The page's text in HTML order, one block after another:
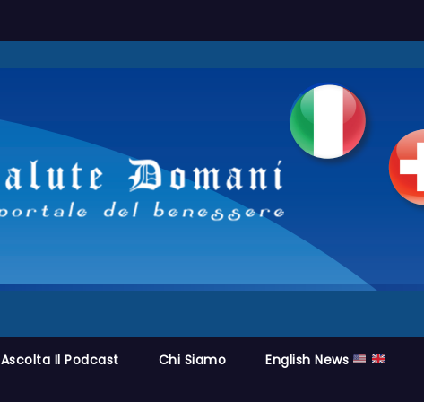
Ascolta Il Podcast Chi Siamo English News